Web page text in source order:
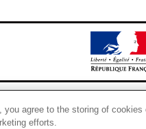
you agree to the storing of
efforts.